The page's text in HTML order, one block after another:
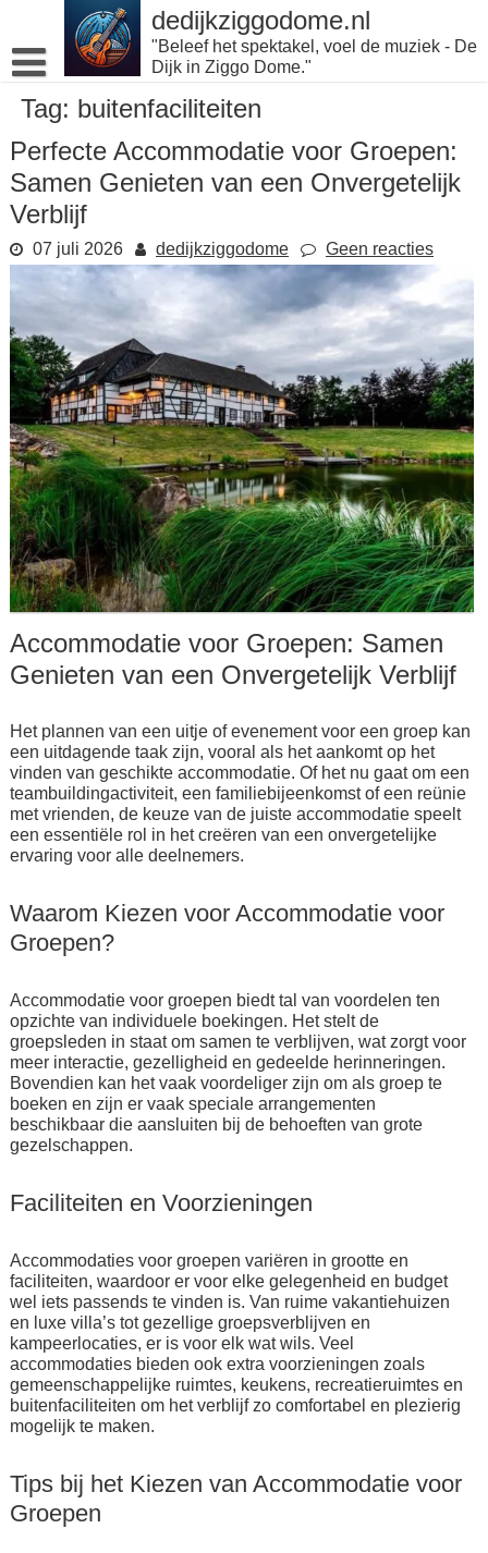
inhoud
gaan
dedijkziggodome.nl
"Beleef het spektakel, voel de muziek - De
Dijk in Ziggo Dome."
Tag: buitenfaciliteiten
Perfecte Accommodatie voor Groepen:
Samen Genieten van een Onvergetelijk
Verblijf
07 juli 2026 dedijkziggodome Geen reacties
Accommodatie voor Groepen: Samen
Genieten van een Onvergetelijk Verblijf
Het plannen van een uitje of evenement voor een groep kan
een uitdagende taak zijn, vooral als het aankomt op het
vinden van geschikte accommodatie. Of het nu gaat om een
teambuildingactiviteit, een familiebijeenkomst of een reünie
met vrienden, de keuze van de juiste accommodatie speelt
een essentiële rol in het creëren van een onvergetelijke
ervaring voor alle deelnemers.
Waarom Kiezen voor Accommodatie voor
Groepen?
Accommodatie voor groepen biedt tal van voordelen ten
opzichte van individuele boekingen. Het stelt de
groepsleden in staat om samen te verblijven, wat zorgt voor
meer interactie, gezelligheid en gedeelde herinneringen.
Bovendien kan het vaak voordeliger zijn om als groep te
boeken en zijn er vaak speciale arrangementen
beschikbaar die aansluiten bij de behoeften van grote
gezelschappen.
Faciliteiten en Voorzieningen
Accommodaties voor groepen variëren in grootte en
faciliteiten, waardoor er voor elke gelegenheid en budget
wel iets passends te vinden is. Van ruime vakantiehuizen
en luxe villa’s tot gezellige groepsverblijven en
kampeerlocaties, er is voor elk wat wils. Veel
accommodaties bieden ook extra voorzieningen zoals
gemeenschappelijke ruimtes, keukens, recreatieruimtes en
buitenfaciliteiten om het verblijf zo comfortabel en plezierig
mogelijk te maken.
Tips bij het Kiezen van Accommodatie voor
Groepen